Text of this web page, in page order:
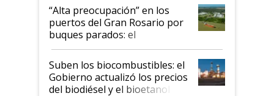
“Alta preocupación” en los
puertos del Gran Rosario por
buques parados: el
funcionamiento de las
exportadoras en tensión tras
la medida de fuerza de los
prácticos
Suben los biocombustibles: el
Gobierno actualizó los precios
del biodiésel y el bioetanol